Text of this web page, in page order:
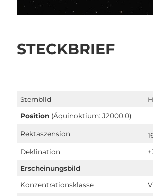
STECKBRIEF
Sternbild
Position (Äquinoktium: J2000.0)
Rektaszension
Deklination
Erscheinungsbild
Konzentrationsklasse V